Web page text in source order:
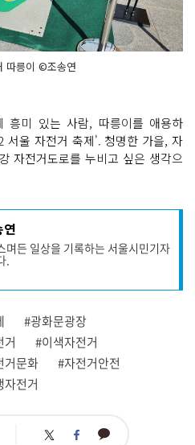
따릉이 ©조송연
흥미 있는 사람, 따릉이를 애용하
서울 자전거 축제'. 청명한 가을, 자
자전거도로를 누비고 싶은 생각으
며든 일상을 기록하는 서울시민기자
.
#광화문광장
거
#이색자전거
거문화
#자전거안전
자전거
트 페 카